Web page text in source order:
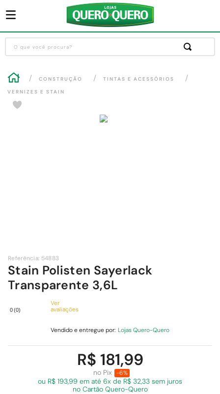
O que você procura?
CONSTRUÇÃO
TINTAS E ACESSÓRIOS
VERNIZES E STAIN
Referência: 54883
Stain Polisten Sayerlack
Transparente 3,6L
0(0)
Ver
avaliações
Vendido e entregue por: Lojas Quero-Quero
R$ 181,99
no Pix -6%
ou R$ 193,99 em até 6x de R$ 32,33 sem juros
no Cartão Quero-Quero
1º
guarda roupa
º cozinha completa